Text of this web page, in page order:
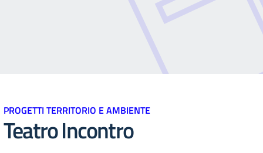
PROGETTI TERRITORIO E AMBIENTE
Teatro Incontro